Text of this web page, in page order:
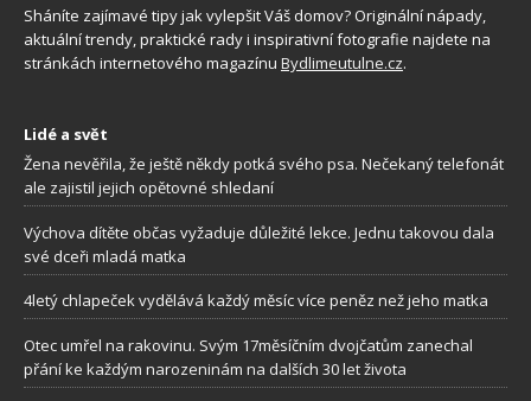
Sháníte zajímavé tipy jak vylepšit Váš domov? Originální nápady,
aktuální trendy, praktické rady i inspirativní fotografie najdete na
stránkách internetového magazínu Bydlimeutulne.cz.
Lidé a svět
Žena nevěřila, že ještě někdy potká svého psa. Nečekaný telefonát
ale zajistil jejich opětovné shledaní
Výchova dítěte občas vyžaduje důležité lekce. Jednu takovou dala
své dceři mladá matka
4letý chlapeček vydělává každý měsíc více peněz než jeho matka
Otec umřel na rakovinu. Svým 17měsíčním dvojčatům zanechal
přání ke každým narozeninám na dalších 30 let života